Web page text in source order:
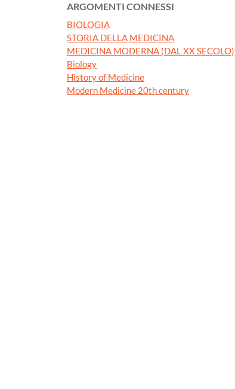
ARGOMENTI CONNESSI
BIOLOGIA
STORIA DELLA MEDICINA
MEDICINA MODERNA (DAL XX SECOLO)
Biology
History of Medicine
Modern Medicine 20th century